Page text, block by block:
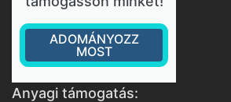
ADOMÁNYOZZ
MOST
Anyagi támogatás: